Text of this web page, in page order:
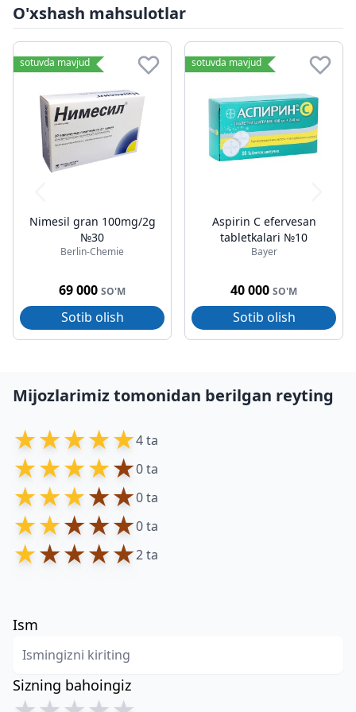
O'xshash mahsulotlar
sotuvda mavjud
Nimesil gran 100mg/2g
№30
Berlin-Chemie
69 000 SO'M
Sotib olish
sotuvda mavjud
Aspirin C efervesan
tabletkalari №10
Bayer
40 000 SO'M
Sotib olish
Mijozlarimiz tomonidan berilgan reyting
★★★★★4 ta
★★★★★0 ta
★★★★★0 ta
★★★★★0 ta
★★★★★2 ta
Ism
Sizning bahoingiz